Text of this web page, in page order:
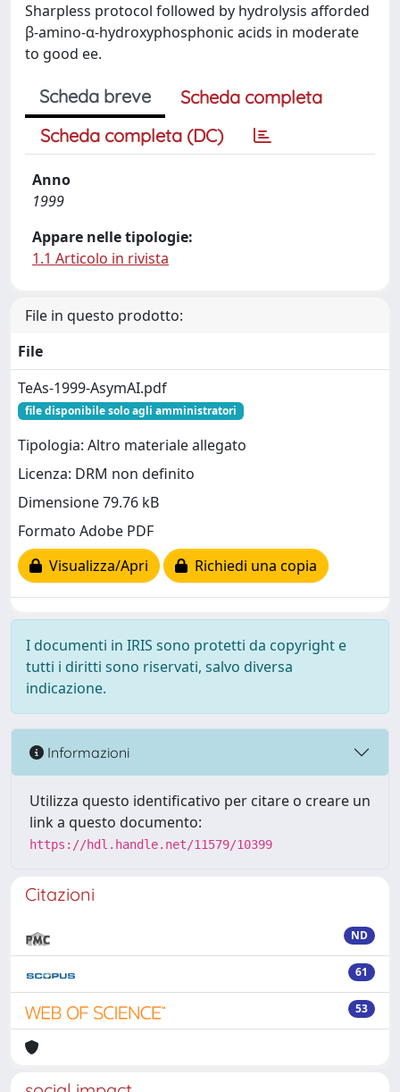
Sharpless protocol followed by hydrolysis afforded
β-amino-α-hydroxyphosphonic acids in moderate
to good ee.
Scheda breve
Scheda completa
Scheda completa (DC)
Anno
1999
Appare nelle tipologie:
1.1 Articolo in rivista
File in questo prodotto:
File
TeAs-1999-AsymAI.pdf
file disponibile solo agli amministratori
Tipologia: Altro materiale allegato
Licenza: DRM non definito
Dimensione 79.76 kB
Formato Adobe PDF
Visualizza/Apri
Richiedi una copia
I documenti in IRIS sono protetti da copyright e
tutti i diritti sono riservati, salvo diversa
indicazione.
Informazioni
Utilizza questo identificativo per citare o creare un
link a questo documento:
https://hdl.handle.net/11579/10399
Citazioni
ND
61
53